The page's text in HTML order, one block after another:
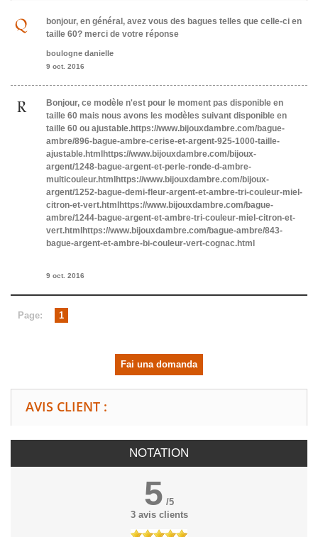
bonjour, en général, avez vous des bagues telles que celle-ci en
taille 60? merci de votre réponse
boulogne danielle
9 oct. 2016
Bonjour, ce modèle n'est pour le moment pas disponible en
taille 60 mais nous avons les modèles suivant disponible en
taille 60 ou ajustable.https://www.bijouxdambre.com/bague-
ambre/896-bague-ambre-cerise-et-argent-925-1000-taille-
ajustable.htmlhttps://www.bijouxdambre.com/bijoux-
argent/1248-bague-argent-et-perle-ronde-d-ambre-
multicouleur.htmlhttps://www.bijouxdambre.com/bijoux-
argent/1252-bague-demi-fleur-argent-et-ambre-tri-couleur-miel-
citron-et-vert.htmlhttps://www.bijouxdambre.com/bague-
ambre/1244-bague-argent-et-ambre-tri-couleur-miel-citron-et-
vert.htmlhttps://www.bijouxdambre.com/bague-ambre/843-
bague-argent-et-ambre-bi-couleur-vert-cognac.html
9 oct. 2016
Page: 1
Fai una domanda
AVIS CLIENT :
NOTATION
5 /5
3avis clients